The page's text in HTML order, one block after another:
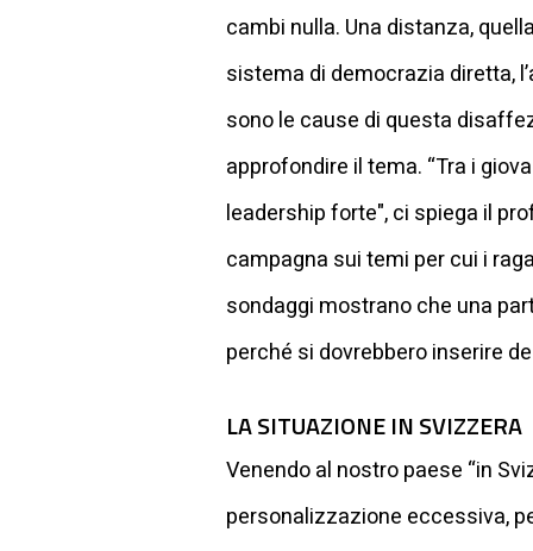
cambi nulla. Una distanza,
sistema di democrazia diretta,
sono le cause di questa
approfondire il tema. “Tra i
leadership forte", ci spiega il
campagna sui temi per cui i
sondaggi mostrano che una
perché si dovrebbero inserire
LA SITUAZIONE IN SVIZZERA
Venendo al nostro paese “in
personalizzazione eccessiva,